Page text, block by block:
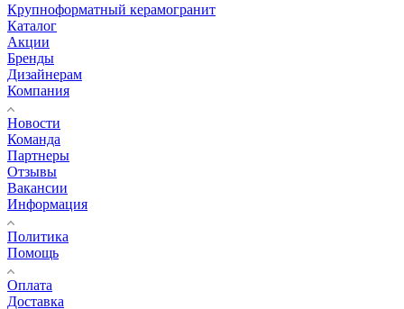
Крупноформатный керамогранит
Каталог
Акции
Бренды
Дизайнерам
Компания
Новости
Команда
Партнеры
Отзывы
Вакансии
Информация
Политика
Помощь
Оплата
Доставка